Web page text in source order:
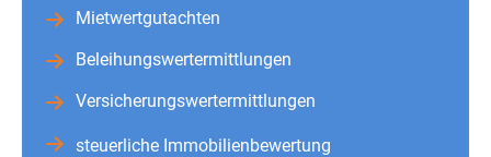
Mietwertgutachten
Beleihungswertermittlungen
Versicherungswertermittlungen
steuerliche Immobilienbewertung